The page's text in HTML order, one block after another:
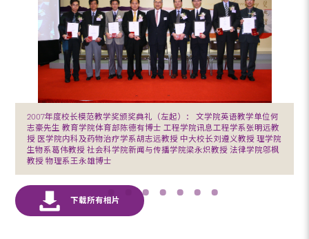
2007年度校长模范教学奖颁奖典礼（左起）： 文学院英语教学单位何
志豪先生 教育学院体育部陈德有博士 工程学院讯息工程学系张明远教
授 医学院内科及药物治疗学系胡志远教授 中大校长刘遵义教授 理学院
生物系葛伟教授 社会科学院新闻与传播学院梁永炽教授 法律学院邬枫
教授 物理系王永雄博士